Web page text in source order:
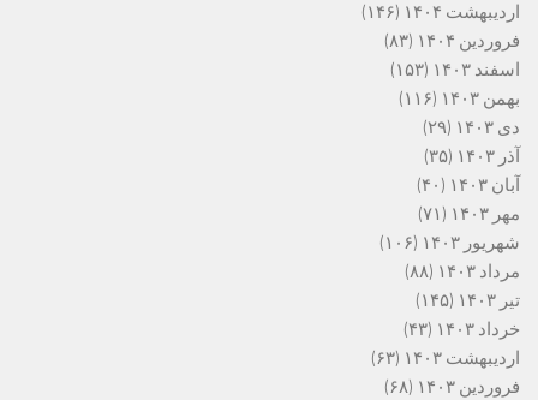
اردیبهشت ۱۴۰۴
(۱۴۶)
فروردین ۱۴۰۴
(۸۳)
اسفند ۱۴۰۳
(۱۵۳)
بهمن ۱۴۰۳
(۱۱۶)
دی ۱۴۰۳
(۲۹)
آذر ۱۴۰۳
(۳۵)
آبان ۱۴۰۳
(۴۰)
مهر ۱۴۰۳
(۷۱)
شهریور ۱۴۰۳
(۱۰۶)
مرداد ۱۴۰۳
(۸۸)
تیر ۱۴۰۳
(۱۴۵)
خرداد ۱۴۰۳
(۴۳)
اردیبهشت ۱۴۰۳
(۶۳)
فروردین ۱۴۰۳
(۶۸)